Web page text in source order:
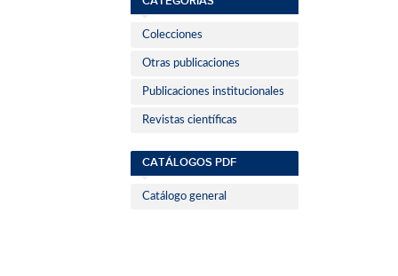
Colecciones
Otras publicaciones
Publicaciones institucionales
Revistas científicas
CATÁLOGOS PDF
Catálogo general